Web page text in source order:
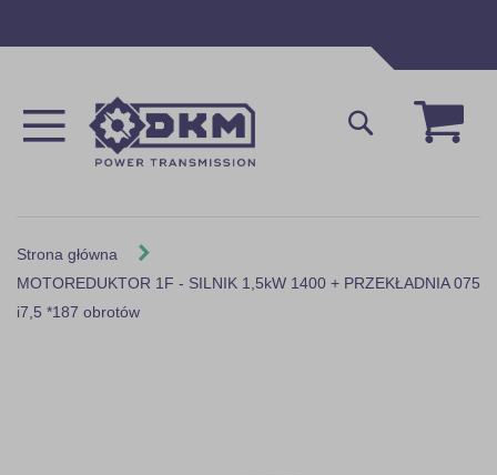
Mój
Szukaj
Strona główna
MOTOREDUKTOR 1F - SILNIK 1,5kW 1400 + PRZEKŁADNIA 075
i7,5 *187 obrotów